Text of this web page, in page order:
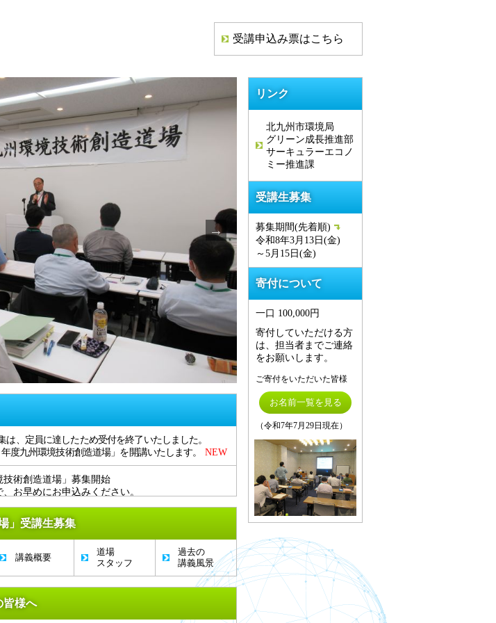
受講申込み票はこちら
は、定員に達したため受付を終了いたしました。
度九州環境技術創造道場」を開講いたします。
NEW
術創造道場」募集開始
お早めにお申込みください。
場を実施いたします。
道場を実施いたします。
場を実施いたします。
は終了いたしました。
年度九州環境技術創造道場」を開講いたします。
」受講生募集
講義概要
道場
スタッフ
過去の
講義風景
皆様へ
リンク
北九州市環境局
グリーン成長推進部
サーキュラーエコノ
ミー推進課
受講生募集
募集期間(先着順)
令和8年3月13日(金)
～5月15日(金)
寄付について
一口 100,000円
寄付していただける方
は、担当者までご連絡
をお願いします。
ご寄付をいただいた皆様
お名前一覧を見る
（令和7年7月29日現在）